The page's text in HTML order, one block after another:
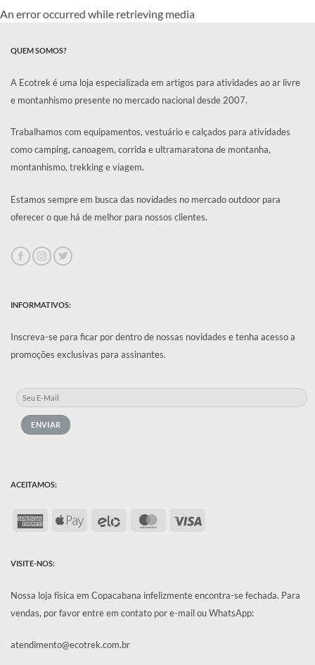
R$599,90. R$299,90.
An error occurred while retrieving media
QUEM SOMOS?
A Ecotrek é uma loja especializada em artigos para atividades ao ar livre
e montanhismo presente no mercado nacional desde 2007.
Trabalhamos com equipamentos, vestuário e calçados para atividades
como camping, canoagem, corrida e ultramaratona de montanha,
montanhismo, trekking e viagem.
Estamos sempre em busca das novidades no mercado outdoor para
oferecer o que há de melhor para nossos clientes.
VISITE-NOS:
Nossa loja física em Copacabana infelizmente encontra-se fechada. Para
vendas, por favor entre em contato por e-mail ou WhatsApp:
atendimento@ecotrek.com.br
INFORMATIVOS:
Inscreva-se para ficar por dentro de nossas novidades e tenha acesso a
promoções exclusivas para assinantes.
ACEITAMOS:
AmericanApple
MasterCard